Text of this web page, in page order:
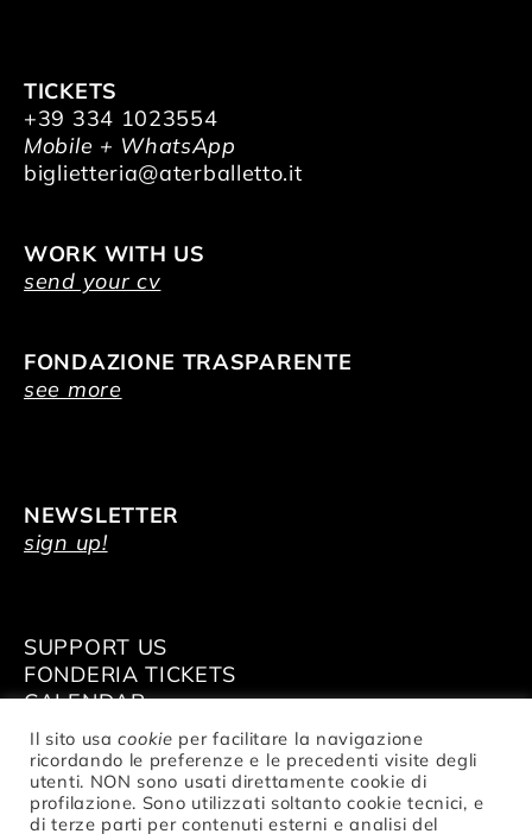
TICKETS
+39 334 1023554
Mobile + WhatsApp
biglietteria@aterballetto.it
WORK WITH US
send your cv
FONDAZIONE TRASPARENTE
see more
NEWSLETTER
sign up!
SUPPORT US
FONDERIA TICKETS
CALENDAR
VENUE HIRE
Il sito usacookie per facilitare la navigazione
ricordando le preferenze e le precedenti visite degli
utenti. NON sono usati direttamente cookie di
profilazione. Sono utilizzati soltanto cookie tecnici, e
di terze parti per contenuti esterni e analisi del